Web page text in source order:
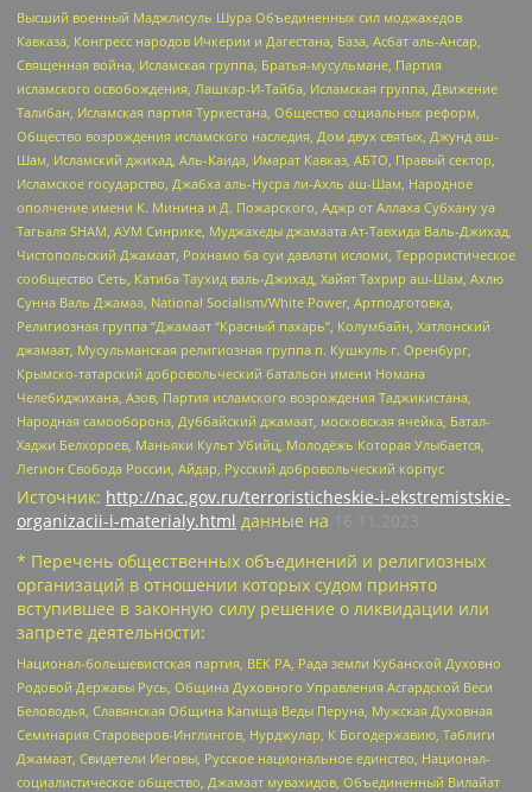
Высший военный Маджлисуль Шура Объединенных сил моджахедов
Кавказа, Конгресс народов Ичкерии и Дагестана, База, Асбат аль-Ансар,
Священная война, Исламская группа, Братья-мусульмане, Партия
исламского освобождения, Лашкар-И-Тайба, Исламская группа, Движение
Талибан, Исламская партия Туркестана, Общество социальных реформ,
Общество возрождения исламского наследия, Дом двух святых, Джунд аш-
Шам, Исламский джихад, Аль-Каида, Имарат Кавказ, АБТО, Правый сектор,
Исламское государство, Джабха аль-Нусра ли-Ахль аш-Шам, Народное
ополчение имени К. Минина и Д. Пожарского, Аджр от Аллаха Субхану уа
Тагьаля SHAM, АУМ Синрике, Муджахеды джамаата Ат-Тавхида Валь-Джихад,
Чистопольский Джамаат, Рохнамо ба суи давлати исломи, Террористическое
сообщество Сеть, Катиба Таухид валь-Джихад, Хайят Тахрир аш-Шам, Ахлю
Сунна Валь Джамаа, National Socialism/White Power, Артподготовка,
Религиозная группа “Джамаат “Красный пахарь”, Колумбайн, Хатлонский
джамаат, Мусульманская религиозная группа п. Кушкуль г. Оренбург,
Крымско-татарский добровольческий батальон имени Номана
Челебиджихана, Азов, Партия исламского возрождения Таджикистана,
Народная самооборона, Дуббайский джамаат, московская ячейка, Батал-
Хаджи Белхороев, Маньяки Культ Убийц, Молодёжь Которая Улыбается,
Легион Свобода России, Айдар, Русский добровольческий корпус
Источник: http://nac.gov.ru/terroristicheskie-i-ekstremistskie-
organizacii-i-materialy.html данные на
* Перечень общественных объединений и религиозных
организаций в отношении которых судом принято
вступившее в законную силу решение о ликвидации или
запрете деятельности:
Национал-большевистская партия, ВЕК РА, Рада земли Кубанской Духовно
Родовой Державы Русь, Община Духовного Управления Асгардской Веси
Беловодья, Славянская Община Капища Веды Перуна, Мужская Духовная
Семинария Староверов-Инглингов, Нурджулар, К Богодержавию, Таблиги
Джамаат, Свидетели Иеговы, Русское национальное единство, Национал-
социалистическое общество, Джамаат мувахидов, Объединенный Вилайат